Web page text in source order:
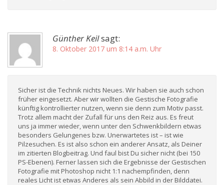
Günther Keilsagt:
8. Oktober 2017 um 8:14 a.m. Uhr
Sicher ist die Technik nichts Neues. Wir haben sie auch schon
früher eingesetzt. Aber wir wollten die Gestische Fotografie
künftig kontrollierter nutzen, wenn sie denn zum Motiv passt.
Trotz allem macht der Zufall für uns den Reiz aus. Es freut
uns ja immer wieder, wenn unter den Schwenkbildern etwas
besonders Gelungenes bzw. Unerwartetes ist – ist wie
Pilzesuchen. Es ist also schon ein anderer Ansatz, als Deiner
im zitierten Blogbeitrag. Und faul bist Du sicher nicht (bei 150
PS-Ebenen). Ferner lassen sich die Ergebnisse der Gestischen
Fotografie mit Photoshop nicht 1:1 nachempfinden, denn
reales Licht ist etwas Anderes als sein Abbild in der Bilddatei.